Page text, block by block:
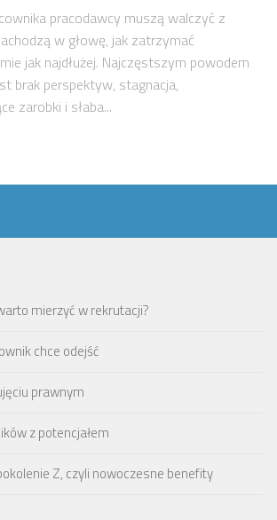
pracodawcy muszą walczyć z
w głowę, jak zatrzymać
jak najdłużej. Najczęstszym powodem
brak perspektyw, stagnacja,
zarobki i słaba...
mierzyć w rekrutacji?
chce odejść
prawnym
z potencjałem
Z, czyli nowoczesne benefity